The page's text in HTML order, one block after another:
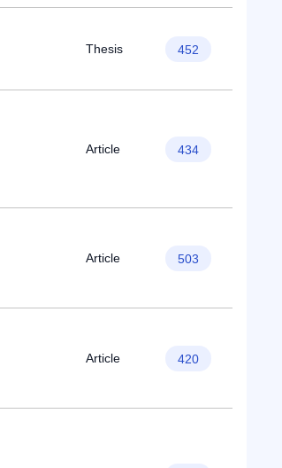
Thesis 452
Article 434
Article 503
Article 420